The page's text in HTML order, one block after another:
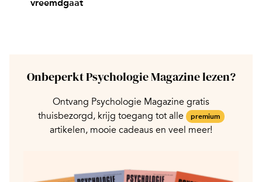
vreemdgaat
Onbeperkt Psychologie Magazine lezen?
Ontvang Psychologie Magazine gratis
thuisbezorgd, krijg toegang tot alle
premium
artikelen, mooie cadeaus en veel meer!